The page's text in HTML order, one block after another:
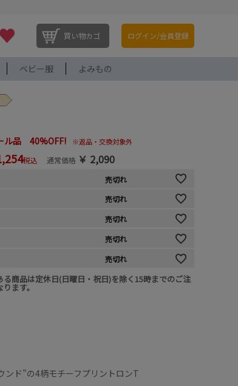
買い物カゴ ログイン/会員登録
ベビー服 よみもの
ル品 40%OFF! ※返品・交換対象外
税込 通常価格 ￥ 2,090
売切れ
売切れ
売切れ
売切れ
売切れ
る商品は定休日(日曜日・祝日)を除く15時までのご注
ます。
ンド”の4柄モチーフプリントロンT